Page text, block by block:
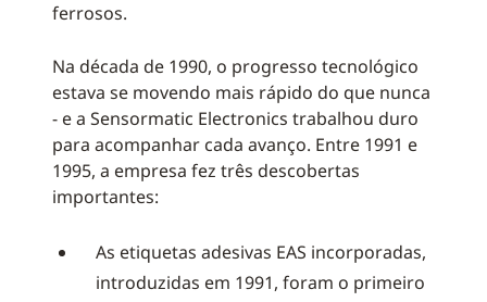
ferrosos.
Na década de 1990, o progresso tecnológico
estava se movendo mais rápido do que nunca
- e a Sensormatic Electronics trabalhou duro
para acompanhar cada avanço. Entre 1991 e
1995, a empresa fez três descobertas
importantes:
As etiquetas adesivas EAS incorporadas,
introduzidas em 1991, foram o primeiro